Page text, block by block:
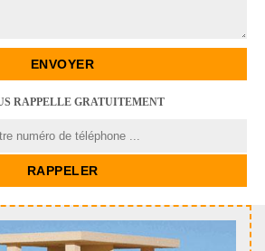
RAPPELLE GRATUITEMENT